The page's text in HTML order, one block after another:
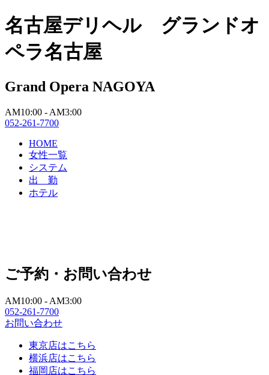
名古屋デリヘル グランドオ
ペラ名古屋
Grand Opera NAGOYA
AM10:00 - AM3:00
052-261-7700
HOME
女性一覧
システム
出 勤
ホテル
ご予約・お問い合わせ
AM10:00 - AM3:00
052-261-7700
お問い合わせ
東京店はこちら
横浜店はこちら
福岡店はこちら